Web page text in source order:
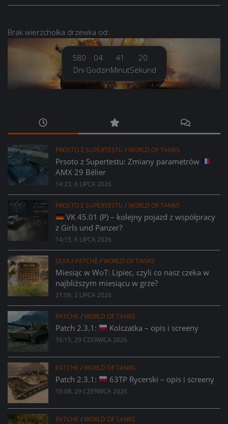
Brak wierzchołka drzewka od:
580
Dni
04
Godzin
41
Minut
21
Sekund
PROSTO Z SUPERTESTU /WORLD OF TANKS
Prsoto z Supertestu: Zmiany parametrów
AMX 29 Bélier
14:23, 6 LIPCA 2026
PROSTO Z SUPERTESTU /WORLD OF TANKS
VK 45.01 (P) – kolejny pojazd z współpracy
z Girls und Panzer?
14:15, 6 LIPCA 2026
LEAK/ PATCHE /WORLD OF TANKS
Miesiąc w WoT: Lipiec, czyli co nasz czeka w
najbliższym miesiącu w grze?
21:09, 2 LIPCA 2026
PATCHE /WORLD OF TANKS
Patch 2.3.1: Kolczatka – opis i screeny
16:15, 29 CZERWCA 2026
PATCHE /WORLD OF TANKS
Patch 2.3.1: 63TP Rycerski – opis i screeny
16:08, 29 CZERWCA 2026
PATCHE /WORLD OF TANKS